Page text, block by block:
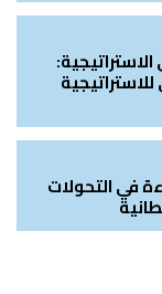
في التحولات